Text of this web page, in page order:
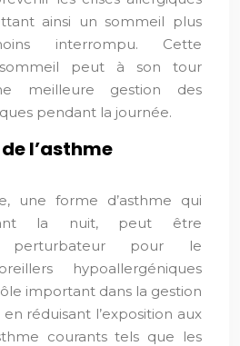
ainsi un sommeil plus
interrompu. Cette
peut à son tour
meilleure gestion des
pendant la journée.
l’asthme
une forme d’asthme qui
la nuit, peut être
perturbateur pour le
hypoallergéniques
important dans la gestion
réduisant l’exposition aux
courants tels que les